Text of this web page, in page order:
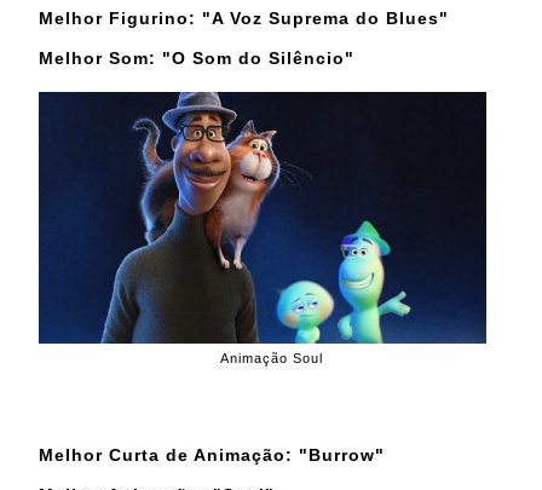
Melhor Figurino: "A Voz Suprema do Blues"
Melhor Som: "O Som do Silêncio"
Animação Soul
Melhor Curta de Animação: "Burrow"